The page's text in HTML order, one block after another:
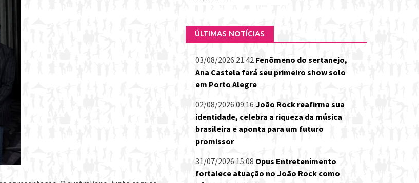
ÚLTIMAS NOTÍCIAS
03/08/2026 21:42 Fenômeno do sertanejo,
Ana Castela fará seu primeiro show solo
em Porto Alegre
02/08/2026 09:16 João Rock reafirma sua
identidade, celebra a riqueza da música
brasileira e aponta para um futuro
promissor
31/07/2026 15:08 Opus Entretenimento
fortalece atuação no João Rock como